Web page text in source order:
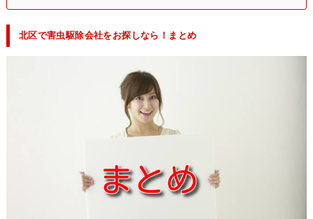
北区で害虫駆除会社をお探しなら！まとめ